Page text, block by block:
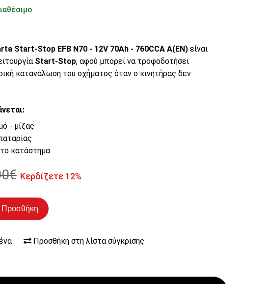
Start-Stop EFB N70 - 12V 70Ah - 760CCA A(EN)είναι
Start-Stop, αφού μπορεί να τροφοδοτήσει
κατανάλωση του οχήματος όταν ο κινητήρας δεν
- μίζας
κατάστημα
Κερδίζετε 12%
Προσθήκη
Προσθήκη στη λίστα σύγκρισης